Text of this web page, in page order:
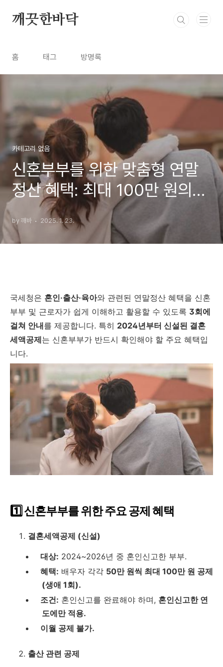
깨끗한바닥
홈 태그 방명록
카테고리 없음
신혼부부를 위한 맞춤형 연말
정산 혜택: 최대 100만 원의
'이것'도 챙길 수 있다
by 깨바 2025. 1. 23.
국세청은 혼인·출산·육아와 관련된 연말정산 혜택을 신혼
부부 및 근로자가 쉽게 이해하고 활용할 수 있도록 3회에
걸쳐 안내를 제공합니다. 특히 2024년부터 신설된 결혼
세액공제는 신혼부부가 반드시 확인해야 할 주요 혜택입
니다.
1️⃣ 신혼부부를 위한 주요 공제 혜택
결혼세액공제 (신설)
대상: 2024~2026년 중 혼인신고한 부부.
혜택: 배우자 각각 50만 원씩 최대 100만 원 공제
(생애 1회).
조건: 혼인신고를 완료해야 하며, 혼인신고한 연
도에만 적용.
이월 공제 불가.
출산 관련 공제